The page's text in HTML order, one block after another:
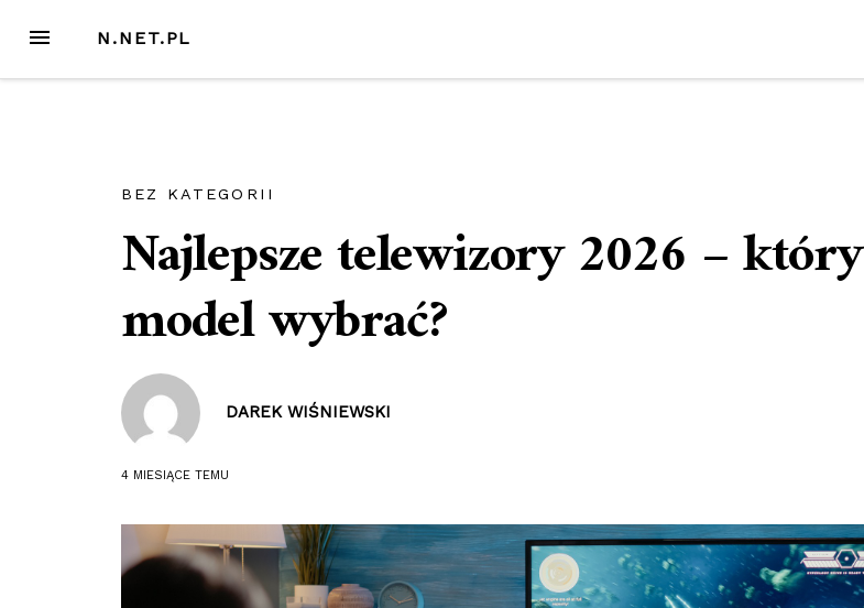
treści
MENU N.NET.PL
BEZ KATEGORII
Najlepsze telewizory 2026 – który
model wybrać?
DAREK WIŚNIEWSKI
4 MIESIĄCE TEMU